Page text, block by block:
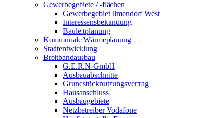
Gewerbegebiete / -flächen
Gewerbegebiet Ilmendorf West
Interessensbekundung
Bauleitplanung
Kommunale Wärmeplanung
Stadtentwicklung
Breitbandausbau
G.E.R.N-GmbH
Ausbauabschnitte
Grundstücknutzungsvertrag
Hausanschluss
Ausbaugebiete
Netzbetreiber Vodafone